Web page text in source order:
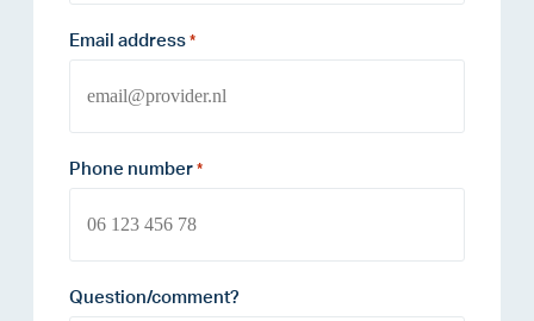
Email address *
Phone number *
Question/comment?